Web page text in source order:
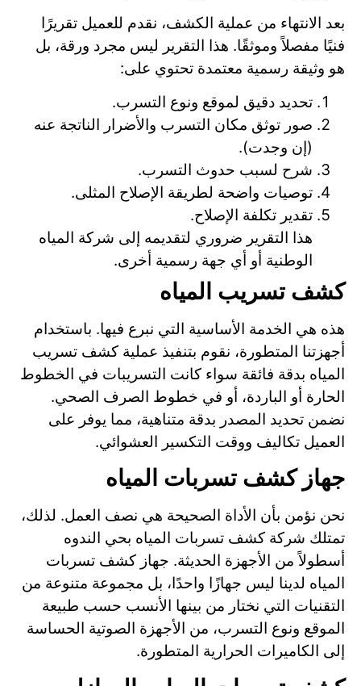
بعد الانتهاء من عملية الكشف، نقدم للعميل تقريرًا
فنيًا مفصلاً وموثقًا. هذا التقرير ليس مجرد ورقة، بل
هو وثيقة رسمية معتمدة تحتوي على:
تحديد دقيق لموقع ونوع التسرب.
صور توثق مكان التسرب والأضرار الناتجة عنه
(إن وجدت).
شرح لسبب حدوث التسرب.
توصيات واضحة لطريقة الإصلاح المثلى.
تقدير تكلفة الإصلاح.
هذا التقرير ضروري لتقديمه إلى شركة المياه
الوطنية أو أي جهة رسمية أخرى.
كشف تسريب المياه
هذه هي الخدمة الأساسية التي نبرع فيها. باستخدام
أجهزتنا المتطورة، نقوم بتنفيذ عملية كشف تسريب
المياه بدقة فائقة سواء كانت التسريبات في الخطوط
الحارة أو الباردة، أو في خطوط الصرف الصحي.
نضمن تحديد المصدر بدقة متناهية، مما يوفر على
العميل تكاليف ووقت التكسير العشوائي.
جهاز كشف تسربات المياه
نحن نؤمن بأن الأداة الصحيحة هي نصف العمل. لذلك،
تمتلك شركة كشف تسربات المياه بحي الندوه
أسطولاً من الأجهزة الحديثة. جهاز كشف تسربات
المياه لدينا ليس جهازًا واحدًا، بل مجموعة متنوعة من
التقنيات التي نختار من بينها الأنسب حسب طبيعة
الموقع ونوع التسرب، من الأجهزة الصوتية الحساسة
إلى الكاميرات الحرارية المتطورة.